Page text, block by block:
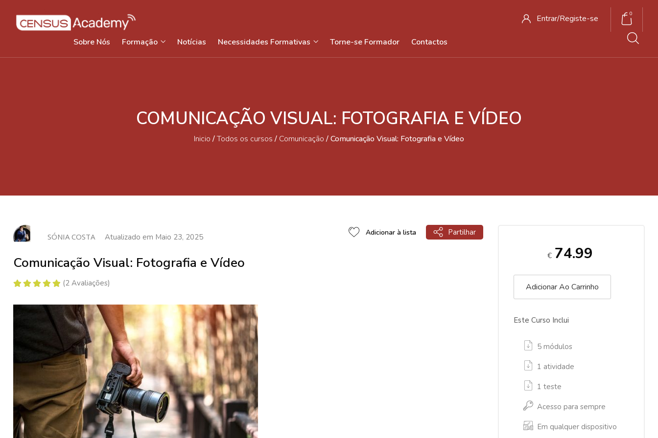
Sobre Nós Formação Notícias Necessidades Formativas Torne-se Formador Contactos
Entrar/Registe-se 0
COMUNICAÇÃO VISUAL: FOTOGRAFIA E VÍDEO
Inicio /Todos os cursos / Comunicação /Comunicação Visual: Fotografia e Vídeo
SÓNIA COSTA Atualizado em Maio 23, 2025 Adicionar à lista Partilhar
Comunicação Visual: Fotografia e Vídeo
(2 Avaliações)
€ 74.99
Adicionar Ao Carrinho
Este Curso Inclui
5 módulos
1 atividade
1 teste
Acesso para sempre
Em qualquer dispositivo